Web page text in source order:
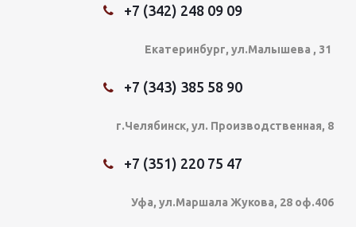
+7 (342) 248 09 09
Екатеринбург, ул.Малышева , 31
+7 (343) 385 58 90
г.Челябинск, ул. Производственная, 8
+7 (351) 220 75 47
Уфа, ул.Маршала Жукова, 28 оф.406